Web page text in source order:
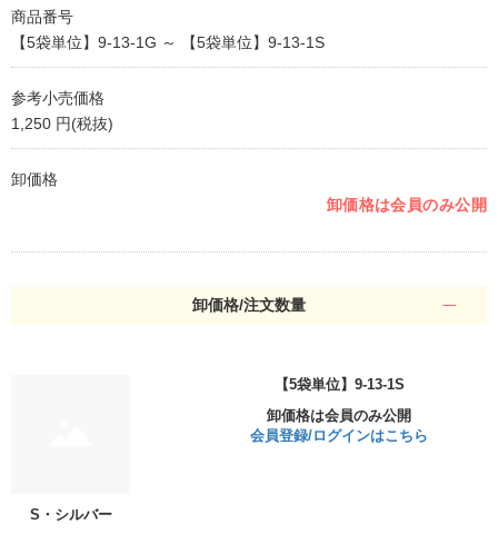
商品番号
【5袋単位】9-13-1G ～ 【5袋単位】9-13-1S
参考小売価格
1,250 円(税抜)
卸価格
卸価格は会員のみ公開
卸価格/注文数量
S・シルバー
【5袋単位】9-13-1S
卸価格は会員のみ公開
会員登録/ログインはこちら